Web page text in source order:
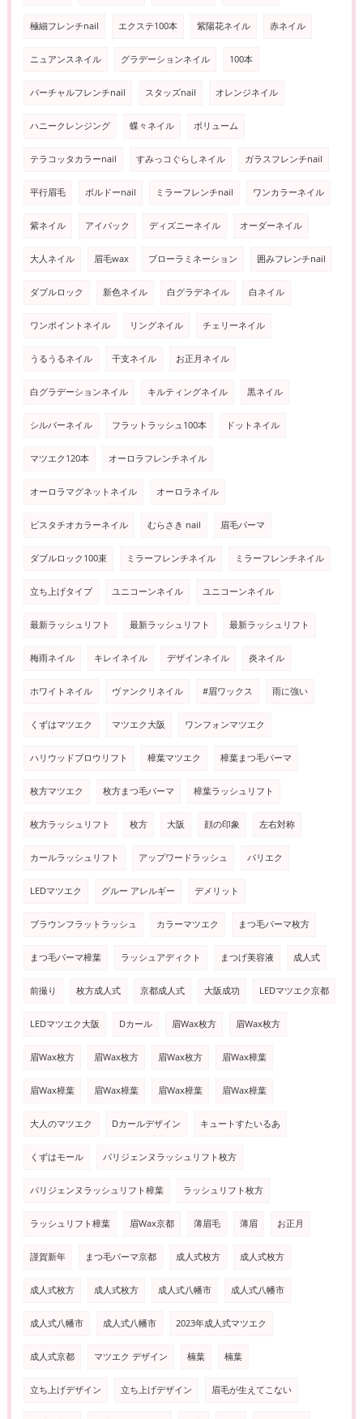
極細フレンチnail エクステ100本 紫陽花ネイル 赤ネイル
ニュアンスネイル グラデーションネイル 100本
バーチャルフレンチnail スタッズnail オレンジネイル
ハニークレンジング 蝶々ネイル ボリューム
テラコッタカラーnail すみっコぐらしネイル ガラスフレンチnail
平行眉毛 ボルドーnail ミラーフレンチnail ワンカラーネイル
紫ネイル アイパック ディズニーネイル オーダーネイル
大人ネイル 眉毛wax ブローラミネーション 囲みフレンチnail
ダブルロック 新色ネイル 白グラデネイル 白ネイル
ワンポイントネイル リングネイル チェリーネイル
うるうるネイル 干支ネイル お正月ネイル
白グラデーションネイル キルティングネイル 黒ネイル
シルバーネイル フラットラッシュ100本 ドットネイル
マツエク120本 オーロラフレンチネイル
オーロラマグネットネイル オーロラネイル
ピスタチオカラーネイル むらさき nail 眉毛パーマ
ダブルロック100束 ミラーフレンチネイル ミラーフレンチネイル
立ち上げタイプ ユニコーンネイル ユニコーンネイル
最新ラッシュリフト 最新ラッシュリフト 最新ラッシュリフト
梅雨ネイル キレイネイル デザインネイル 炎ネイル
ホワイトネイル ヴァンクリネイル #眉ワックス 雨に強い
くずはマツエク マツエク大阪 ワンフォンマツエク
ハリウッドブロウリフト 樟葉マツエク 樟葉まつ毛パーマ
枚方マツエク 枚方まつ毛パーマ 樟葉ラッシュリフト
枚方ラッシュリフト 枚方 大阪 顔の印象 左右対称
カールラッシュリフト アップワードラッシュ パリエク
LEDマツエク グルー アレルギー デメリット
ブラウンフラットラッシュ カラーマツエク まつ毛パーマ枚方
まつ毛パーマ樟葉 ラッシュアディクト まつげ美容液 成人式
前撮り 枚方成人式 京都成人式 大阪成功 LEDマツエク京都
LEDマツエク大阪 Dカール 眉Wax枚方 眉Wax枚方
眉Wax枚方 眉Wax枚方 眉Wax枚方 眉Wax樟葉
眉Wax樟葉 眉Wax樟葉 眉Wax樟葉 眉Wax樟葉
大人のマツエク Dカールデザイン キュートすたいるあ
くずはモール パリジェンヌラッシュリフト枚方
パリジェンヌラッシュリフト樟葉 ラッシュリフト枚方
ラッシュリフト樟葉 眉Wax京都 薄眉毛 薄眉 お正月
謹賀新年 まつ毛パーマ京都 成人式枚方 成人式枚方
成人式枚方 成人式枚方 成人式八幡市 成人式八幡市
成人式八幡市 成人式八幡市 2023年成人式マツエク
成人式京都 マツエク デザイン 楠葉 楠葉
立ち上げデザイン 立ち上げデザイン 眉毛が生えてこない